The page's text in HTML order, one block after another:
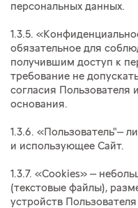
персональных данных.
1.3.5.
обязательное для
получившим доступ к
требование не
согласия Пользователя
основания.
1.3.6. «Пользователь"---
и использующее Сайт.
1.3.7. «Cookies» ---
(текстовые файлы),
устройств